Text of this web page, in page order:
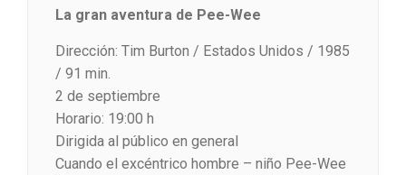
La gran aventura de Pee-Wee
Dirección: Tim Burton / Estados Unidos / 1985
/ 91 min.
2 de septiembre
Horario: 19:00 h
Dirigida al público en general
Cuando el excéntrico hombre – niño Pee-Wee